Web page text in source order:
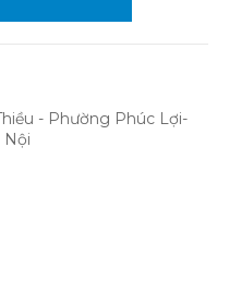
- Phường Phúc Lợi-
Nội